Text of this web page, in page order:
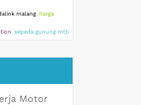
malang harga
sepeda gunung mtb
Motor